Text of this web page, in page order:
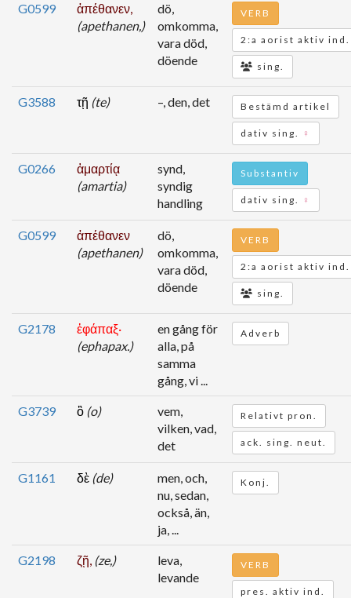
G0599
ἀπέθανεν,
(apethanen,)
dö,
omkomma,
vara död,
döende
VERB
2:a aorist aktiv ind.
sing.
G3588 τῇ (te) –, den, det Bestämd artikel
dativ sing. ♀
G0266
ἁμαρτίᾳ
(amartia)
synd,
syndig
handling
Substantiv
dativ sing. ♀
G0599
ἀπέθανεν
(apethanen)
dö,
omkomma,
vara död,
döende
VERB
2:a aorist aktiv ind.
sing.
G2178
ἐφάπαξ·
(ephapax.)
en gång för
alla, på
samma
gång, vi ...
Adverb
G3739 ὃ (o)
vem,
vilken, vad,
det
Relativt pron.
ack. sing. neut.
G1161 δὲ (de)
men, och,
nu, sedan,
också, än,
ja, ...
Konj.
G2198 ζῇ, (ze,)
leva,
levande
VERB
pres. aktiv ind.